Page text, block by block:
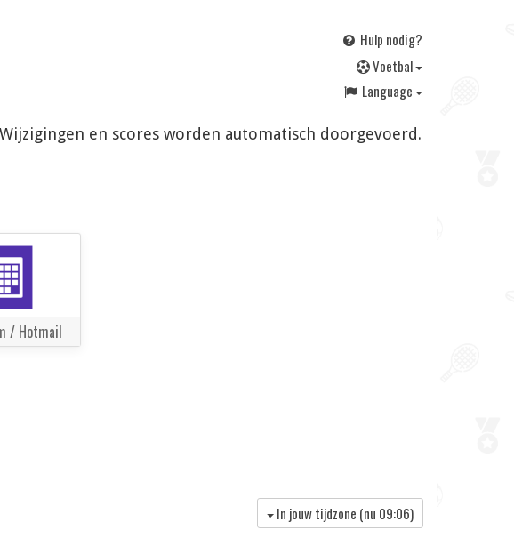
Hulp nodig?
Voetbal
Language
en scores worden automatisch doorgevoerd.
/ Hotmail
In jouw tijdzone (nu 09:06)